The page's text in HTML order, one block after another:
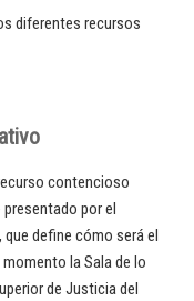
diferentes recursos
contencioso
por el
define cómo será el
la Sala de lo
de Justicia del